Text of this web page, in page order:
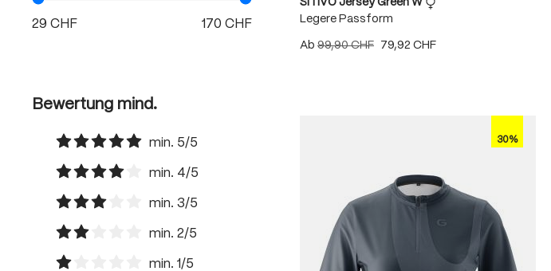
Bewertung mind.
Filter hinzufügen: Minimum Bewertung von 5 von 5 Sternen
min. 5/5
Filter hinzufügen: Minimum Bewertung von 4 von 5 Sternen
min. 4/5
Filter hinzufügen: Minimum Bewertung von 3 von 5 Sternen
min. 3/5
Filter hinzufügen: Minimum Bewertung von 2 von 5 Sternen
min. 2/5
min. 1/5
SITIVO Jersey Green W
Legere Passform
Ab 99,90 CHF 79,92 CHF
30%